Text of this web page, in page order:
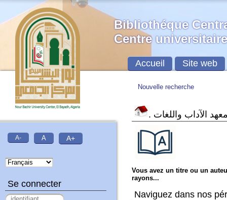
Nouvelle recherche
. الآداب واللغات
Vous avez un titre ou un
rayons...
Naviguez dans nos
Bibliothéque
Centre
Accueil Site web
A- A A+
Se connecter